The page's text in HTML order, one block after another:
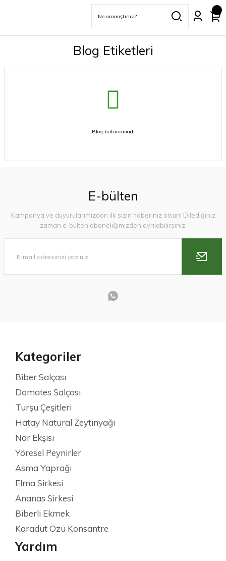
Blog Etiketleri
Blog bulunamadı
E-bülten
Kampanya ve duyurularımızdan ilk sizin haberiniz olsun! Dilediğiniz
zaman e-bülten aboneliğimizden ayrılabilirsiniz.
Kategoriler
Biber Salçası
Domates Salçası
Turşu Çeşitleri
Hatay Natural Zeytinyağı
Nar Ekşisi
Yöresel Peynirler
Asma Yaprağı
Elma Sirkesi
Ananas Sirkesi
Biberli Ekmek
Karadut Özü Konsantre
Yardım